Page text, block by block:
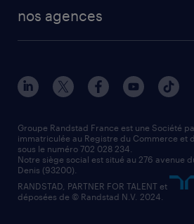
manutentionnaire
assistant administratif
comptable
solutions opérationnelles
contact entreprise
faq intérim / recrutement
nos agences
nos agences par ville
nos agences par région
nos cabinets de recrutement
Groupe Randstad France est une Société
immatriculée au Registre du Commerce et
sous le numéro 702 028 234.
Notre siège social est situé au 276 avenue
Denis (93200).
RANDSTAD, PARTNER FOR TALENT et
déposées de © Randstad N.V. 2024.